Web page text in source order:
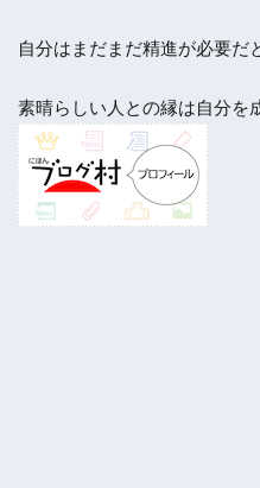
自分はまだまだ精進が必要だ
素晴らしい人との縁は自分を